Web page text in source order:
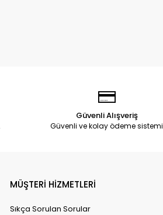
Güvenli Alışveriş
Güvenli ve kolay ödeme sistemi
MÜŞTERİ HİZMETLERİ
Sıkça Sorulan Sorular